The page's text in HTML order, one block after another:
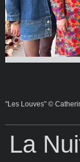
"Les Louves" ©
La